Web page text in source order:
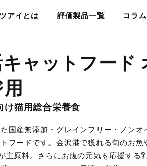
アイとは 評価製品一覧 コラム
ャットフード
猫用総合栄養食
国産無添加・グレインフリー・ノンオ
フードです。金沢港で獲れる旬のお魚
主原料。さらにお腹の元気を応援する